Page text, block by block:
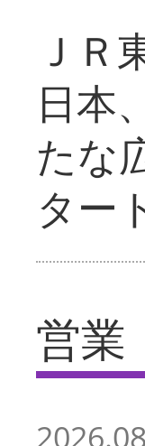
ＪＲ
日本
たな
ター
営業